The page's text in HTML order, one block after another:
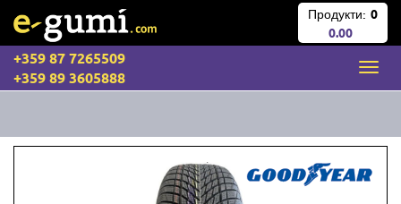
Продукти: 0
0.00
+359 87 7265509
+359 89 3605888